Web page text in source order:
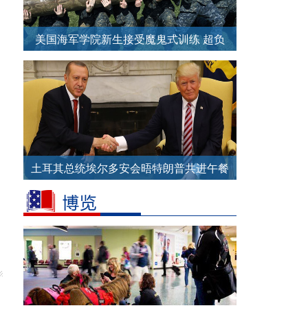
美国海军学院新生接受魔鬼式训练 超负
荷挑战身体极限
土耳其总统埃尔多安会晤特朗普共进午餐
只谈合作不聊分歧